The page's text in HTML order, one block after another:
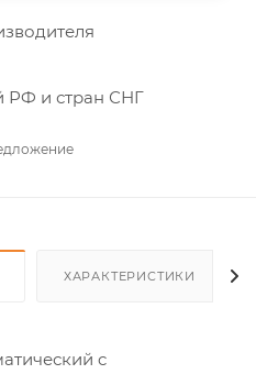
РФ и стран СНГ
ХАРАКТЕРИСТИКИ
c